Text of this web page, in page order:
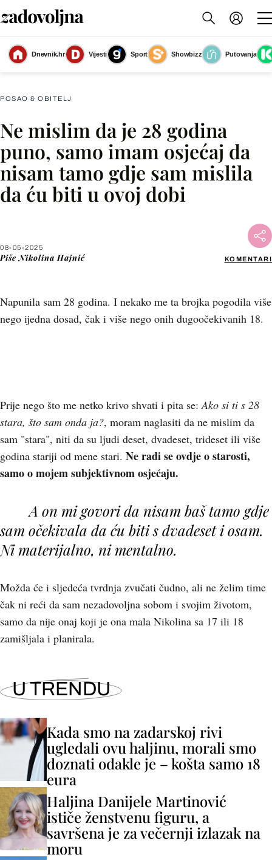
Dnevnik.hr Vijesti Sport Showbizz
Putovanja
Što kada se približi trideseta?
(Foto: Shutterstock)
POSAO & OBITELJ
Ne mislim da je 28 godina
puno, samo imam osjećaj da
nisam tamo gdje sam mislila
da ću biti u ovoj dobi
08-05-2025
Piše Nikolina Hajnić KOMENTARI
Napunila sam 28 godina. I nekako me ta brojka pogodila više
nego ijedna dosad, čak i više nego onih dugoočekivanih 18.
Facebook
X
Prije nego što me netko krivo shvati i pita se: Ako si ti s 28
stara, što sam onda ja?, moram naglasiti da ne mislim da
sam "stara", niti da su ljudi deset, dvadeset, trideset ili više
godina stariji od mene stari. Ne radi se ovdje o starosti,
samo o mojem subjektivnom osjećaju.
A on mi govori da nisam baš tamo gdje
sam očekivala da ću biti s dvadeset i osam.
Ni materijalno, ni mentalno.
Možda će i sljedeća tvrdnja zvučati čudno, ali ne želim time
čak ni reći da sam nezadovoljna sobom i svojim životom,
samo da nije onaj koji je ona mala Nikolina sa 17 ili 18
zamišljala i planirala.
U TRENDU
Kada smo na zadarskoj rivi
ugledali ovu haljinu, morali smo
doznati odakle je – košta samo 18
eura
Haljina Danijele Martinović
ističe ženstvenu figuru, a
savršena je za večernji izlazak na
moru